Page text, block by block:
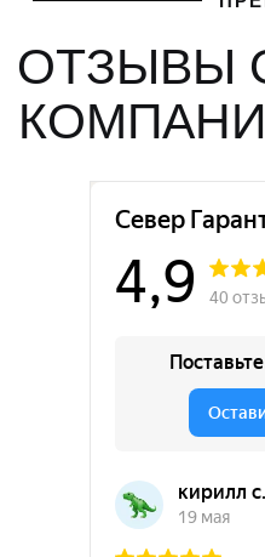
Работаем с
любыми